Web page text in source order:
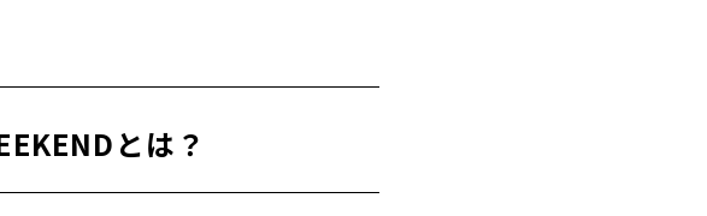
とは？